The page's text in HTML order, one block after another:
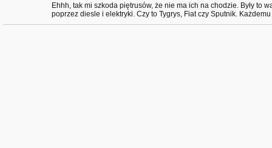
Ehhh, tak mi szkoda piętrusów, że nie ma ich na chodzie. Były to
poprzez diesle i elektryki. Czy to Tygrys, Fiat czy Sputnik. Każdemu